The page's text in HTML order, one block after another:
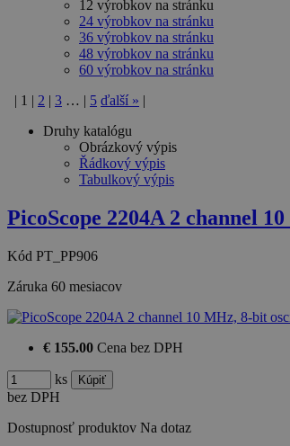
12 výrobkov na stránku
24 výrobkov na stránku
36 výrobkov na stránku
48 výrobkov na stránku
60 výrobkov na stránku
1 2 3 … 5 ďalší »
Druhy katalógu
Obrázkový výpis
Řádkový výpis
Tabulkový výpis
PicoScope 2204A 2 channel
Kód PT_PP906
Záruka 60 mesiacov
€ 155.00 Cena bez DPH
ks
bez DPH
Dostupnosť produktov Na dotaz